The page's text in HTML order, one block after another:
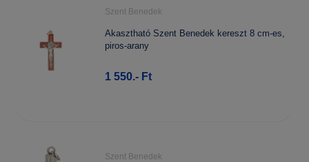
Szent Benedek
Akasztható Szent Benedek kereszt 8 cm-es,
piros-arany
1 550.- Ft
Szent Benedek